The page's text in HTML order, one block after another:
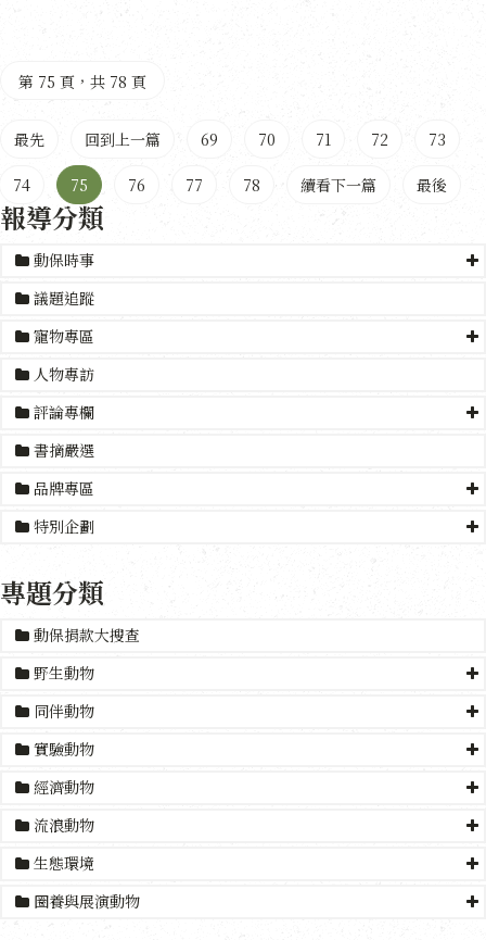
第 75 頁，共 78 頁
最先 回到上一篇 69 70 71 72 73
74 75 76 77 78 續看下一篇 最後
報導分類
動保時事
議題追蹤
寵物專區
人物專訪
評論專欄
書摘嚴選
品牌專區
特別企劃
專題分類
動保捐款大搜查
野生動物
同伴動物
實驗動物
經濟動物
流浪動物
生態環境
圈養與展演動物